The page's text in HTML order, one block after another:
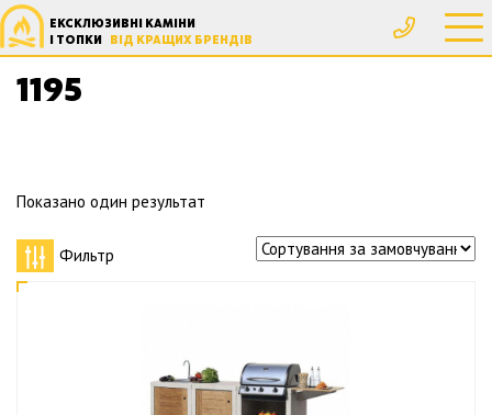
ЕКСКЛЮЗИВНІ КАМІНИ
І ТОПКИ ВІД КРАЩИХ БРЕНДІВ
1195
Головна Товар Вес, кг
Показано один результат
Фильтр